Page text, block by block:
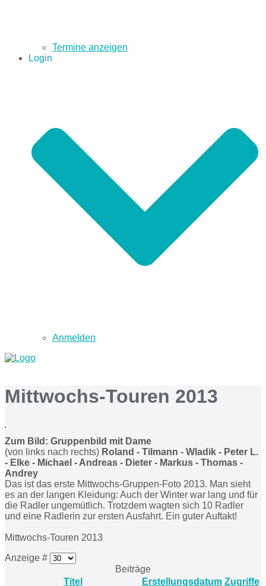
Termine anzeigen
Login
Anmelden
Mittwochs-Touren 2013
Zum Bild: Gruppenbild mit Dame
(von links nach rechts) Roland - Tilmann - Wladik - Peter L.
- Elke - Michael - Andreas - Dieter - Markus - Thomas -
Andrey
Das ist das erste Mittwochs-Gruppen-Foto 2013. Man sieht
es an der langen Kleidung: Auch der Winter war lang und für
die Radler ungemütlich. Trotzdem wagten sich 10 Radler
und eine Radlerin zur ersten Ausfahrt. Ein guter Auftakt!
Mittwochs-Touren 2013
Anzeige #
Beiträge
Titel
Erstellungsdatum Zugriffe